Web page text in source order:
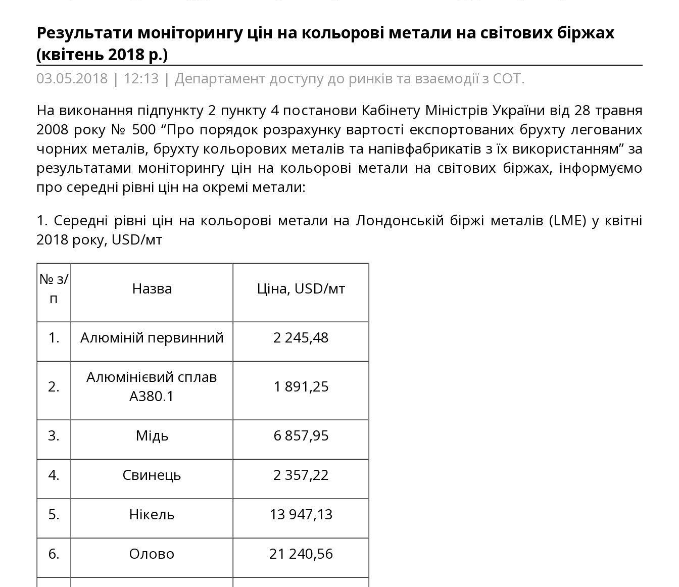
Результати моніторингу цін на кольорові метали на світових біржах
(квітень 2018 р.)
03.05.2018 | 12:13 | Департамент доступу до ринків та взаємодії з СОТ.
На виконання підпункту 2 пункту 4 постанови Кабінету Міністрів України від 28 травня
2008 року № 500 “Про порядок розрахунку вартості експортованих брухту легованих
чорних металів, брухту кольорових металів та напівфабрикатів з їх використанням” за
результатами моніторингу цін на кольорові метали на світових біржах, інформуємо
про середні рівні цін на окремі метали:
1. Середні рівні цін на кольорові метали на Лондонській біржі металів (LME) у квітні
2018 року, USD/мт
№ з/
п
Назва Ціна, USD/мт
1. Алюміній первинний 2 245,48
2.
Алюмінієвий сплав
А380.1
1 891,25
3. Мідь 6 857,95
4. Свинець 2 357,22
5. Нікель 13 947,13
6. Олово 21 240,56